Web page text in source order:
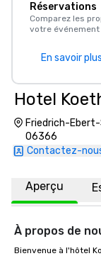
Réservations
Comparez les
votre événement
En savoir plus
Hotel
Friedrich-
06366
Contactez-
Aperçu
À propos de
Bienvenue à l'hôtel